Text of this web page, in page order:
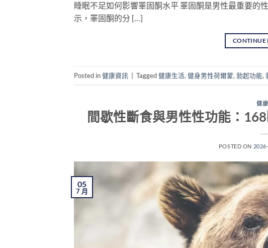
睡眠不足如何影響睪固酮水平 睪固酮是男性最重要的
示，睪固酮的分 […]
CONTINUE
Posted in健康資訊 Tagged健康生活, 健身男性荷爾蒙, 勃起功能,
健
間歇性斷食與男性性功能：
POSTED ON
05
7 月